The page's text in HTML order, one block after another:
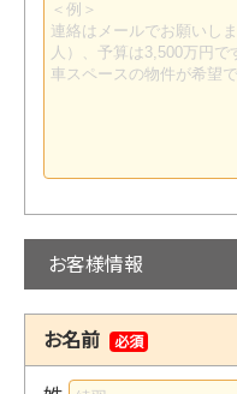
お客様情報
お名前 必須